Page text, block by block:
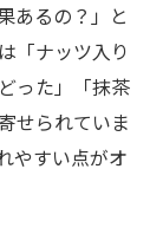
あるの？」と
「ナッツ入り
った」「抹茶
せられていま
やすい点がオ